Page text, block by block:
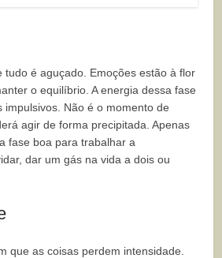
tudo é aguçado. Emoções estão à flor
o equilíbrio. A energia dessa fase
impulsivos. Não é o momento de
agir de forma precipitada. Apenas
fase boa para trabalhar a
dar um gás na vida a dois ou
que as coisas perdem intensidade.